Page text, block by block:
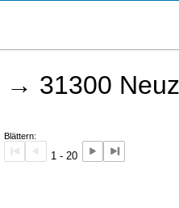
→ 31300
Blättern:
1 - 20